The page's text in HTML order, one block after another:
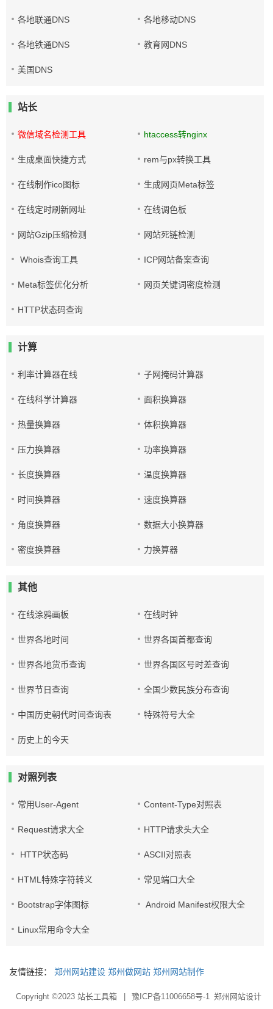
各地联通DNS 各地移动DNS
各地铁通DNS 教育网DNS
美国DNS
站长
微信域名检测工具 htaccess转nginx
生成桌面快捷方式 rem与px转换工具
在线制作ico图标 生成网页Meta标签
在线定时刷新网址 在线调色板
网站Gzip压缩检测 网站死链检测
Whois查询工具 ICP网站备案查询
Meta标签优化分析 网页关键词密度检测
HTTP状态码查询
计算
利率计算器在线 子网掩码计算器
在线科学计算器 面积换算器
热量换算器 体积换算器
压力换算器 功率换算器
长度换算器 温度换算器
时间换算器 速度换算器
角度换算器 数据大小换算器
密度换算器 力换算器
其他
在线涂鸦画板 在线时钟
世界各地时间 世界各国首都查询
世界各地货币查询 世界各国区号时差查询
世界节日查询 全国少数民族分布查询
中国历史朝代时间查询表 特殊符号大全
历史上的今天
对照列表
常用User-Agent Content-Type对照表
Request请求大全 HTTP请求头大全
HTTP状态码 ASCII对照表
HTML特殊字符转义 常见端口大全
Bootstrap字体图标 Android Manifest权限大全
Linux常用命令大全
友情链接： 郑州网站建设 郑州做网站 郑州网站制作
Copyright ©2023 站长工具箱 豫ICP备11006658号-1 郑州网站设计